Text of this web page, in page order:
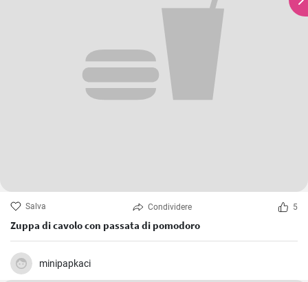
Salva Condividere 5
Zuppa di cavolo con passata di pomodoro
minipapkaci